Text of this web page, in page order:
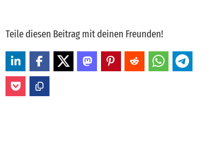
Teile diesen Beitrag mit deinen Freunden!